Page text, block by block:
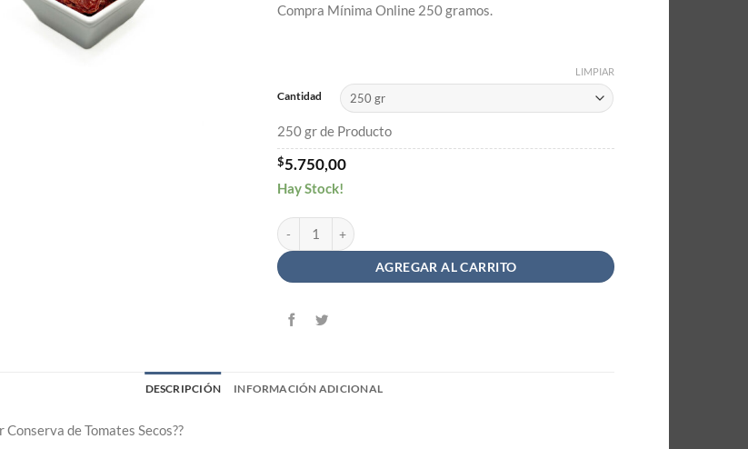
Compra Mínima Online 250 gramos.
Cantidad
LIMPIAR
250 gr de Producto
$5.750,00
Hay Stock!
Tomates Secos a Granel cantidad
AGREGAR AL CARRITO
DESCRIPCIÓN INFORMACIÓN ADICIONAL
de Tomates Secos??